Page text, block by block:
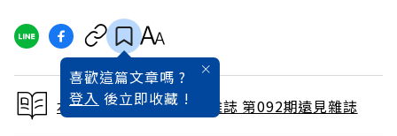
喜歡這篇文章嗎 ?
登入 後立即收藏 !
本文出自 1994 / 2月號雜誌 第092期遠見雜誌